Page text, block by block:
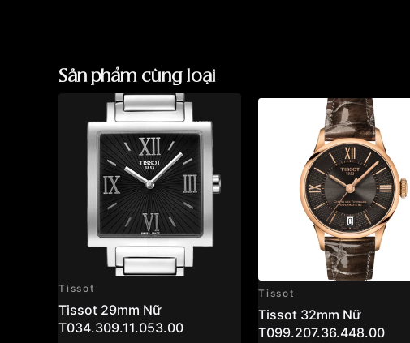
Sản phẩm cùng loại
Tissot
Tissot 29mm Nữ
T034.309.11.053.00
Tissot
Tissot 32mm Nữ
T099.207.36.448.00